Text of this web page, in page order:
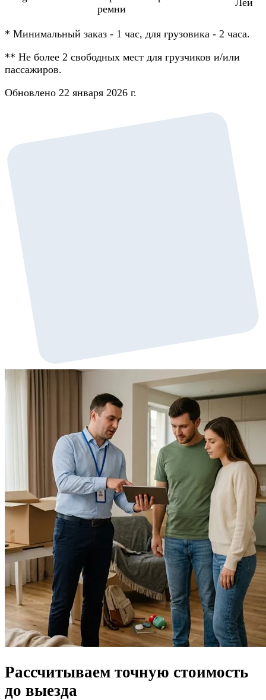
ремни
* Минимальный заказ - 1 час, для грузовика - 2 часа.
** Не более 2 свободных мест для грузчиков и/или
пассажиров.
Обновлено 22 января 2026 г.
Рассчитываем точную стоимость
до выезда